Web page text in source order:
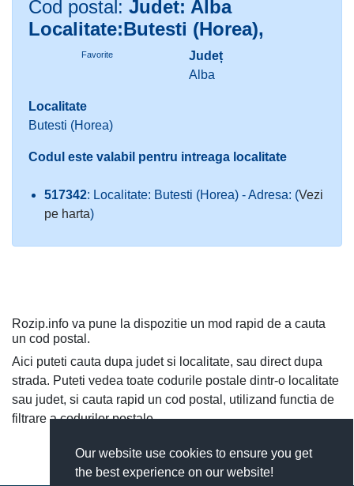
Our website use cookies to ensure you get
the best experience on our website!
Cod postal: Judet: Alba
Localitate:Butesti (Horea),
Favorite
Județ
Alba
Localitate
Butesti (Horea)
Codul este valabil pentru intreaga localitate
517342: Localitate: Butesti (Horea) - Adresa: (Vezi
pe harta)
Rozip.info va pune la dispozitie un mod rapid de a cauta
un cod postal.
Aici puteti cauta dupa judet si localitate, sau direct dupa
strada. Puteti vedea toate codurile postale dintr-o localitate
sau judet, si cauta rapid un cod postal, utilizand functia de
filtrare a codurilor postale.